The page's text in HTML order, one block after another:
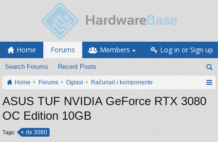
Home Forums
Search Forums Recent Posts
Members Log in or Sign up
Home Forums Oglasi Računari i komponente
ASUS TUF NVIDIA GeForce RTX 3080
OC Edition 10GB
Tags: rtx 3080